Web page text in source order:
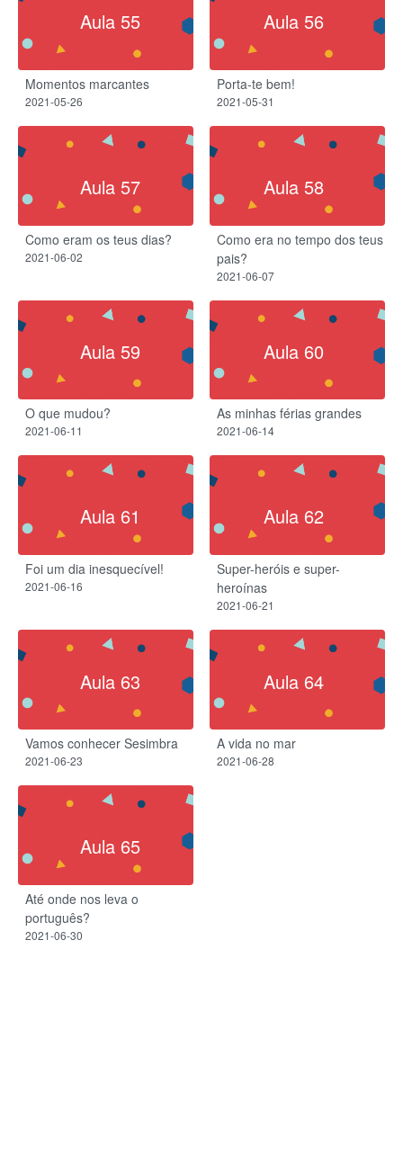
Aula 55
Momentos marcantes
2021-05-26
Aula 56
Porta-te bem!
2021-05-31
Aula 57
Como eram os teus dias?
2021-06-02
Aula 58
Como era no tempo dos teus
pais?
2021-06-07
Aula 59
O que mudou?
2021-06-11
Aula 60
As minhas férias grandes
2021-06-14
Aula 61
Foi um dia inesquecível!
2021-06-16
Aula 62
Super-heróis e super-
heroínas
2021-06-21
Aula 63
Vamos conhecer Sesimbra
2021-06-23
Aula 64
A vida no mar
2021-06-28
Aula 65
Até onde nos leva o
português?
2021-06-30